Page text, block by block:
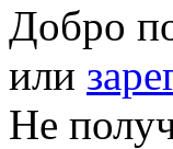
Добро
или
Не